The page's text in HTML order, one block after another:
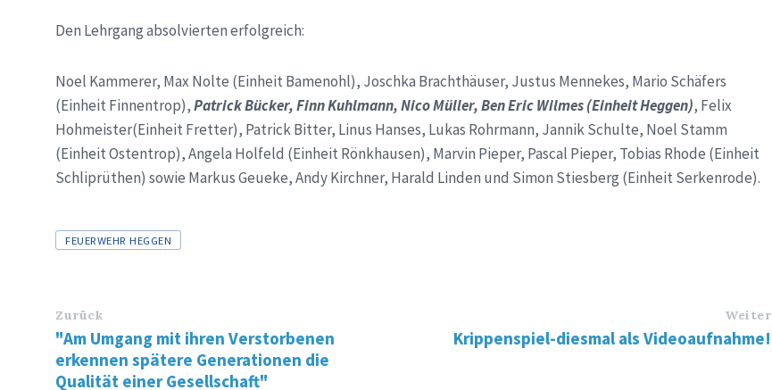
Den Lehrgang absolvierten erfolgreich:
Noel Kammerer, Max Nolte (Einheit Bamenohl), Joschka Brachthäuser, Justus Mennekes, Mario Schäfers
(Einheit Finnentrop),Patrick Bücker, Finn Kuhlmann, Nico Müller, Ben Eric Wilmes (Einheit Heggen), Felix
Hohmeister(Einheit Fretter), Patrick Bitter, Linus Hanses, Lukas Rohrmann, Jannik Schulte, Noel Stamm
(Einheit Ostentrop), Angela Holfeld (Einheit Rönkhausen), Marvin Pieper, Pascal Pieper, Tobias Rhode (Einheit
Schliprüthen) sowie Markus Geueke, Andy Kirchner, Harald Linden und Simon Stiesberg (Einheit Serkenrode).
Tags
FEUERWEHR HEGGEN
Zurück
"Am Umgang mit ihren Verstorbenen
erkennen spätere Generationen die
Qualität einer Gesellschaft"
Weiter
Krippenspiel-diesmal als Videoaufnahme!